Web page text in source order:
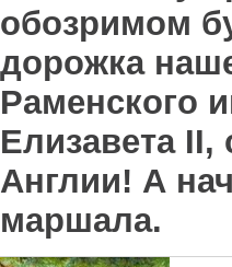
обозримом
дорожка
Раменского
Елизавета II,
Англии! А
маршала.